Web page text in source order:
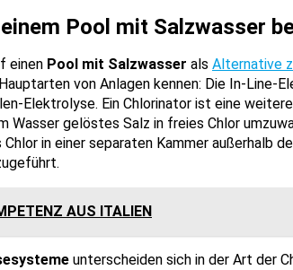
Pool mit Salzwasser
einen Pool mit Salzwasser als Alternative
von Anlagen kennen: Die In-Line-
Elektrolyse. Ein Chlorinator ist eine
Wasser gelöstes Salz in freies Chlor
in einer separaten Kammer außerhalb
AUS ITALIEN
unterscheiden sich in der Art der